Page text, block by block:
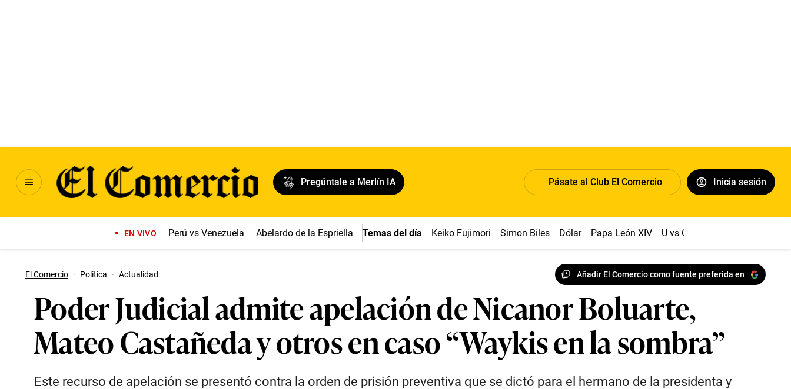
Pregúntale a Merlín IA Pásate al Club El Comercio Inicia sesión
EN VIVO Perú vs Venezuela Abelardo de la Espriella Temas del día Keiko Fujimori Simon Biles Dólar Papa León XIV U vs Cristal
El Comercio · Politica · Actualidad Añadir El Comercio como fuente preferida en
Poder Judicial admite apelación de Nicanor Boluarte,
Mateo Castañeda y otros en caso “Waykis en la sombra”
Este recurso de apelación se presentó contra la orden de prisión preventiva que se dictó para el hermano de la presidenta y